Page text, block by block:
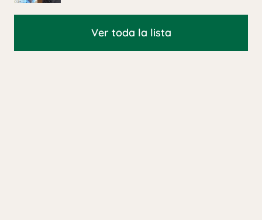
Ver toda la lista